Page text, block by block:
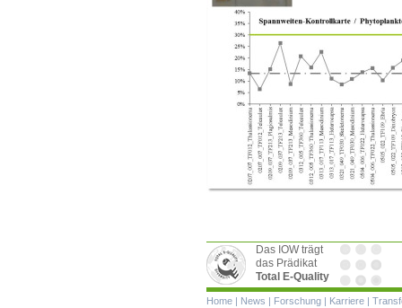
Das IOW trägt
das Prädikat
Total E-Quality
Navigation
Home News Forschung Karriere